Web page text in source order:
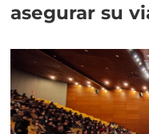
asegurar su